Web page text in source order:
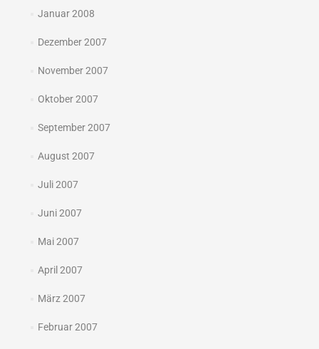
Januar 2008
Dezember 2007
November 2007
Oktober 2007
September 2007
August 2007
Juli 2007
Juni 2007
Mai 2007
April 2007
März 2007
Februar 2007